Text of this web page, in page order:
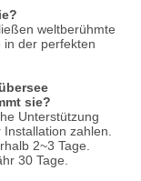
weltberühmte
in der perfekten
sie?
Unterstützung
zahlen.
2~3 Tage.
30 Tage.